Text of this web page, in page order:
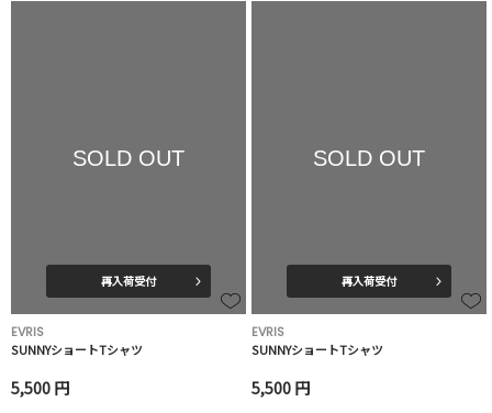
SOLD OUT
再入荷受付
EVRIS
SUNNYショートTシャツ
5,500 円
SOLD OUT
再入荷受付
EVRIS
SUNNYショートTシャツ
5,500 円